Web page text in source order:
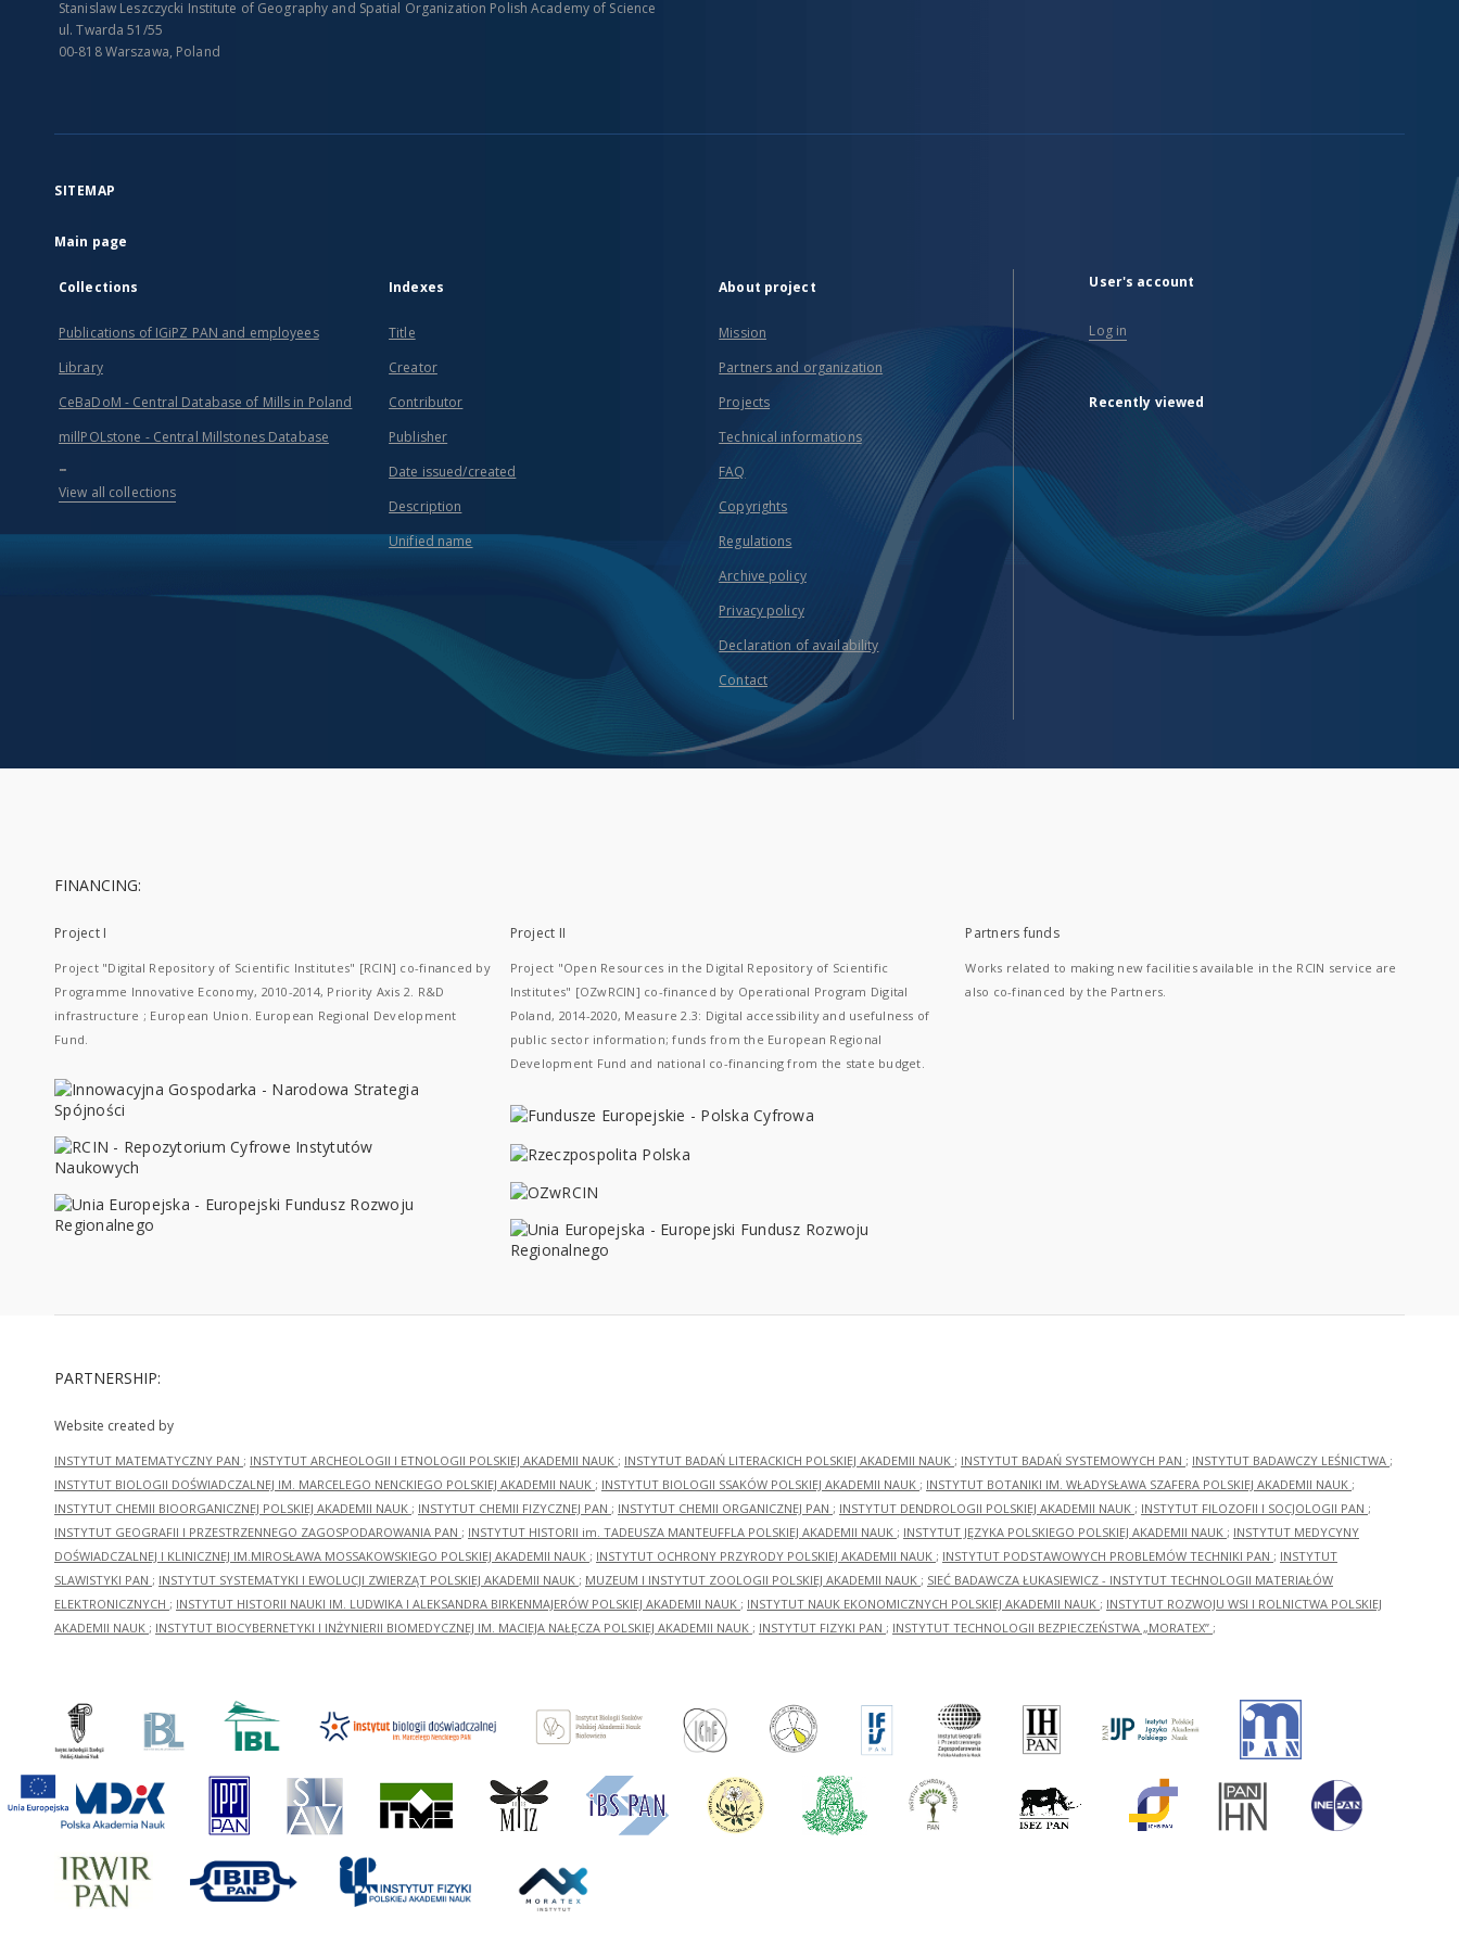
Stanislaw Leszczycki Institute of Geography and Spatial Organization Polish Academy of Science
ul. Twarda 51/55
00-818 Warszawa, Poland
SITEMAP
Main page
Collections
Publications of IGiPZ PAN and employees
Library
CeBaDoM - Central Database of Mills in Poland
millPOLstone - Central Millstones Database
...
View all collections
Indexes
Title
Creator
Contributor
Publisher
Date issued/created
Description
Unified name
About project
Mission
Partners and organization
Projects
Technical informations
FAQ
Copyrights
Regulations
Archive policy
Privacy policy
Declaration of availability
Contact
User's account
Log in
Recently viewed
FINANCING:
Project I
Project "Digital Repository of Scientific Institutes" [RCIN] co-financed by
Programme Innovative Economy, 2010-2014, Priority Axis 2. R&D
infrastructure ; European Union. European Regional Development
Fund.
Project II
Project "Open Resources in the Digital Repository of Scientific
Institutes" [OZwRCIN] co-financed by Operational Program Digital
Poland, 2014-2020, Measure 2.3: Digital accessibility and usefulness of
public sector information; funds from the European Regional
Development Fund and national co-financing from the state budget.
Partners funds
Works related to making new facilities available in the RCIN service are
also co-financed by the Partners.
PARTNERSHIP:
Website created by
INSTYTUT MATEMATYCZNY PAN ; INSTYTUT ARCHEOLOGII I ETNOLOGII POLSKIEJ AKADEMII NAUK ; INSTYTUT BADAŃ LITERACKICH POLSKIEJ AKADEMII NAUK ; INSTYTUT BADAŃ SYSTEMOWYCH PAN ; INSTYTUT BADAWCZY LEŚNICTWA ;
INSTYTUT BIOLOGII DOŚWIADCZALNEJ IM. MARCELEGO NENCKIEGO POLSKIEJ AKADEMII NAUK ; INSTYTUT BIOLOGII SSAKÓW POLSKIEJ AKADEMII NAUK ; INSTYTUT BOTANIKI IM. WŁADYSŁAWA SZAFERA POLSKIEJ AKADEMII NAUK ;
INSTYTUT CHEMII BIOORGANICZNEJ POLSKIEJ AKADEMII NAUK ; INSTYTUT CHEMII FIZYCZNEJ PAN ; INSTYTUT CHEMII ORGANICZNEJ PAN ; INSTYTUT DENDROLOGII POLSKIEJ AKADEMII NAUK ; INSTYTUT FILOZOFII I SOCJOLOGII PAN ;
INSTYTUT GEOGRAFII I PRZESTRZENNEGO ZAGOSPODAROWANIA PAN ; INSTYTUT HISTORII im. TADEUSZA MANTEUFFLA POLSKIEJ AKADEMII NAUK ; INSTYTUT JĘZYKA POLSKIEGO POLSKIEJ AKADEMII NAUK ; INSTYTUT MEDYCYNY
DOŚWIADCZALNEJ I KLINICZNEJ IM.MIROSŁAWA MOSSAKOWSKIEGO POLSKIEJ AKADEMII NAUK ; INSTYTUT OCHRONY PRZYRODY POLSKIEJ AKADEMII NAUK ; INSTYTUT PODSTAWOWYCH PROBLEMÓW TECHNIKI PAN ; INSTYTUT
SLAWISTYKI PAN ; INSTYTUT SYSTEMATYKI I EWOLUCJI ZWIERZĄT POLSKIEJ AKADEMII NAUK ; MUZEUM I INSTYTUT ZOOLOGII POLSKIEJ AKADEMII NAUK ; SIEĆ BADAWCZA ŁUKASIEWICZ - INSTYTUT TECHNOLOGII MATERIAŁÓW
ELEKTRONICZNYCH ; INSTYTUT HISTORII NAUKI IM. LUDWIKA I ALEKSANDRA BIRKENMAJERÓW POLSKIEJ AKADEMII NAUK ; INSTYTUT NAUK EKONOMICZNYCH POLSKIEJ AKADEMII NAUK ; INSTYTUT ROZWOJU WSI I ROLNICTWA POLSKIEJ
AKADEMII NAUK ; INSTYTUT BIOCYBERNETYKI I INŻYNIERII BIOMEDYCZNEJ IM. MACIEJA NAŁĘCZA POLSKIEJ AKADEMII NAUK ; INSTYTUT FIZYKI PAN ; INSTYTUT TECHNOLOGII BEZPIECZEŃSTWA „MORATEX” ;